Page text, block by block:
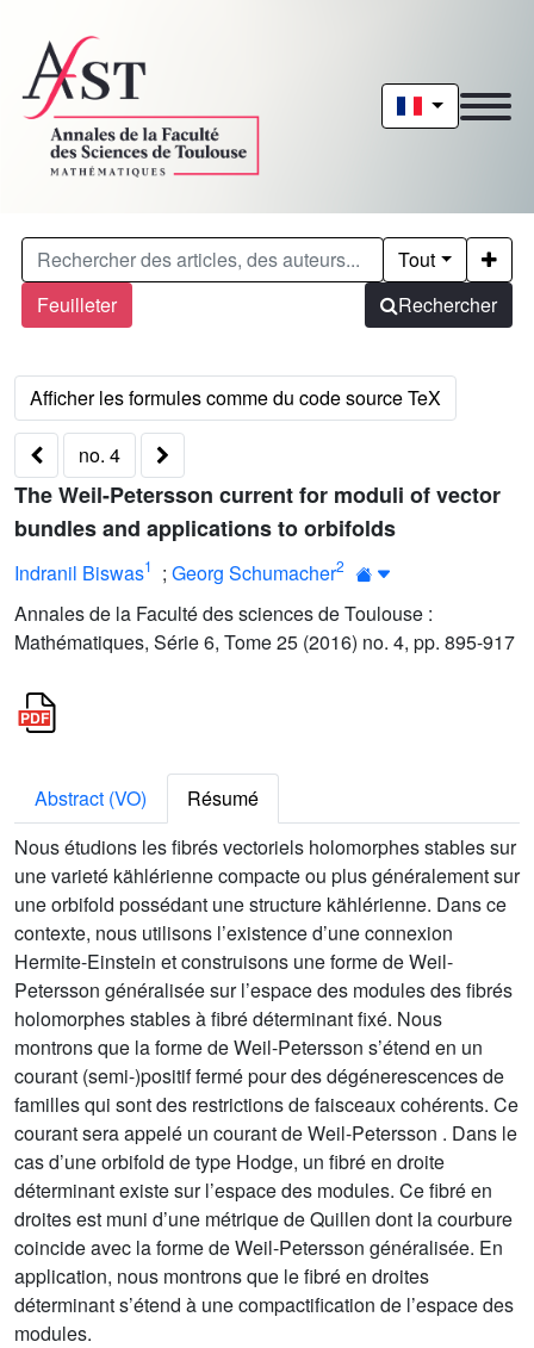
Feuilleter
Tout
Rechercher
no. 4
The Weil-Petersson current for moduli of vector
bundles and applications to orbifolds
Indranil Biswas1 ; Georg Schumacher2
Annales de la Faculté des sciences de Toulouse :
Mathématiques, Série 6, Tome 25 (2016) no. 4, pp. 895-917
Abstract (VO)
Résumé
Nous étudions les fibrés vectoriels holomorphes stables sur
une varieté kählérienne compacte ou plus généralement sur
une orbifold possédant une structure kählérienne. Dans ce
contexte, nous utilisons l’existence d’une connexion
Hermite-Einstein et construisons une forme de Weil-
Petersson généralisée sur l’espace des modules des fibrés
holomorphes stables à fibré déterminant fixé. Nous
montrons que la forme de Weil-Petersson s’étend en un
courant (semi-)positif fermé pour des dégénerescences de
familles qui sont des restrictions de faisceaux cohérents. Ce
courant sera appelé un courant de Weil-Petersson . Dans le
cas d’une orbifold de type Hodge, un fibré en droite
déterminant existe sur l’espace des modules. Ce fibré en
droites est muni d’une métrique de Quillen dont la courbure
coincide avec la forme de Weil-Petersson généralisée. En
application, nous montrons que le fibré en droites
déterminant s’étend à une compactification de l’espace des
modules.